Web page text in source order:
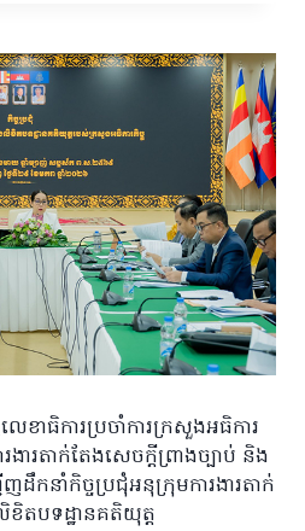
ខាធិការប្រចាំការក្រសួងអធិការ
ងារតាក់តែងសេចក្តីព្រាងច្បាប់ និង
កនាំកិច្ចប្រជុំអនុក្រុមការងារតាក់
ខិតបទដ្ឋានគតិយុត្ត